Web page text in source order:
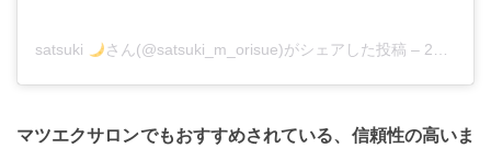
satsuki さん(@satsuki_m_orisue)がシェアした投稿 – 2018年 6月月22日午前6時31分PDT
マツエクサロンでもおすすめされている、信頼性の高いま